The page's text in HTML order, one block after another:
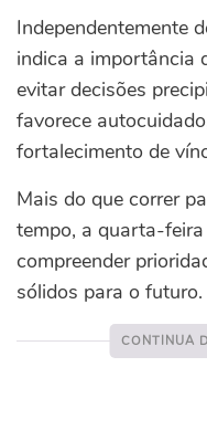
Independentemente
indica a importância
evitar decisões
favorece
fortalecimento de
Mais do que correr
tempo, a quarta-
compreender
sólidos para o futuro.